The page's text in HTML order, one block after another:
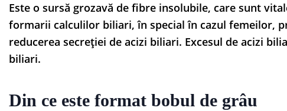
Este o sursă grozavă de fibre insolubile, care sunt
formarii calculilor biliari, în special în cazul femeilor,
reducerea secreției de acizi biliari. Excesul de acizi
biliari.
Din ce este format bobul de grâu